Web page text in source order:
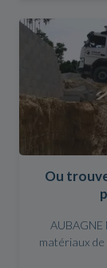
Ou
AUBAGNE
matériaux de